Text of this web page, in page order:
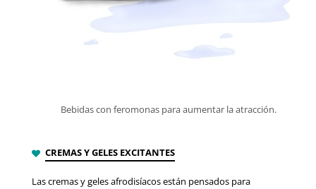
Bebidas con feromonas para aumentar la atracción.
CREMAS Y GELES EXCITANTES
Las cremas y geles afrodisíacos están pensados para